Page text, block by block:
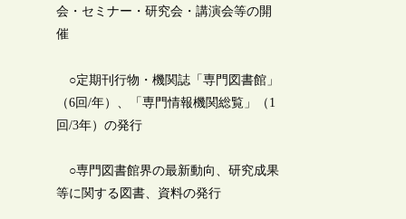
会・セミナー・研究会・講演会等の開
催
○定期刊行物・機関誌「専門図書館」
（6回/年）、「専門情報機関総覧」（1
回/3年）の発行
○専門図書館界の最新動向、研究成果
等に関する図書、資料の発行